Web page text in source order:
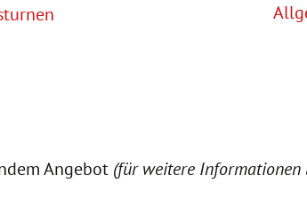
Angebot (für weitere